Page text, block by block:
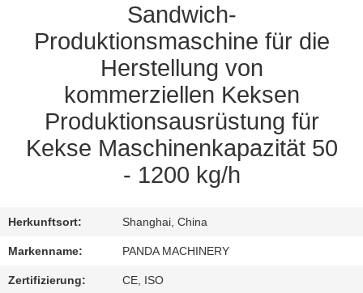
VERBINDUNG
NACHRICHTEN
FORDERN
ZITAT
SITEMAP
Sandwich-
Produktionsmaschine für die
Herstellung von
kommerziellen Keksen
Produktionsausrüstung für
Kekse Maschinenkapazität 50
- 1200 kg/h
Herkunftsort: Shanghai, China
Markenname: PANDA MACHINERY
Zertifizierung: CE, ISO